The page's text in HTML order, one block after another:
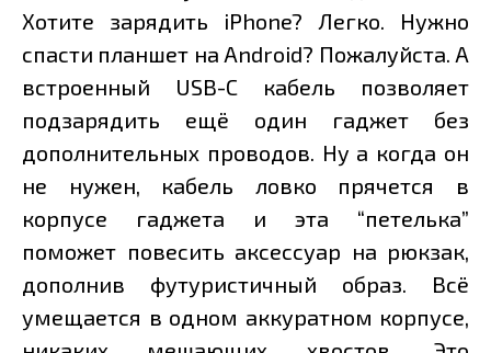
Хотите зарядить iPhone? Легко. Нужно
спасти планшет на Android? Пожалуйста. А
встроенный USB-C кабель позволяет
подзарядить ещё один гаджет без
дополнительных проводов. Ну а когда он
не нужен, кабель ловко прячется в
корпусе гаджета и эта “петелька”
поможет повесить аксессуар на рюкзак,
дополнив футуристичный образ. Всё
умещается в одном аккуратном корпусе,